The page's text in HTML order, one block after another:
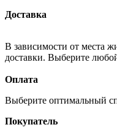
Доставка
В зависимости от места
доставки. Выберите
Оплата
Выберите оптимальный
Покупатель